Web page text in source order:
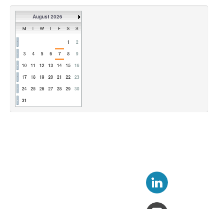
August 2026
M T W T F S S
1
2
3
4 5 6 7 8
9
10
11 12 13 14 15
16
17
18 19 20 21 22
23
24
25 26 27 28 29
30
31